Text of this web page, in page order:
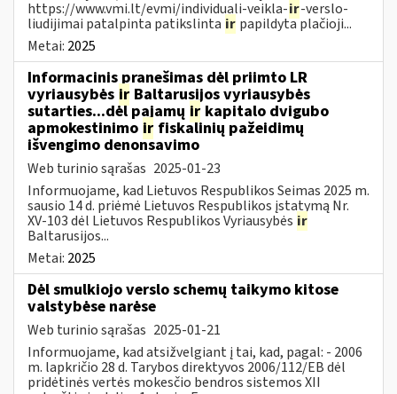
https://www.vmi.lt/evmi/individuali-veikla-ir-verslo-
liudijimai patalpinta patikslinta ir papildyta plačioji...
Metai: 2025
Informacinis pranešimas dėl priimto LR
vyriausybės ir Baltarusijos vyriausybės
sutarties...dėl pajamų ir kapitalo dvigubo
apmokestinimo ir fiskalinių pažeidimų
išvengimo denonsavimo
Web turinio sąrašas 2025-01-23
Informuojame, kad Lietuvos Respublikos Seimas 2025 m.
sausio 14 d. priėmė Lietuvos Respublikos įstatymą Nr.
XV-103 dėl Lietuvos Respublikos Vyriausybės ir
Baltarusijos...
Metai: 2025
Dėl smulkiojo verslo schemų taikymo kitose
valstybėse narėse
Web turinio sąrašas 2025-01-21
Informuojame, kad atsižvelgiant į tai, kad, pagal: - 2006
m. lapkričio 28 d. Tarybos direktyvos 2006/112/EB dėl
pridėtinės vertės mokesčio bendros sistemos XII